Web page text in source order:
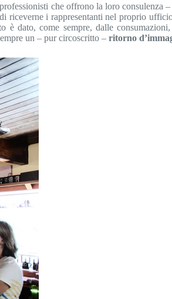
che offrono la loro consulenza
i rappresentanti nel proprio
dato, come sempre, dalle
un – pur circoscritto – ritorno